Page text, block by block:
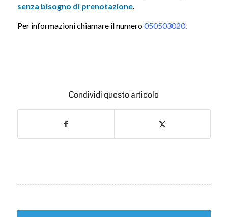
senza bisogno di prenotazione.
Per informazioni chiamare il numero050503020.
Condividi questo articolo